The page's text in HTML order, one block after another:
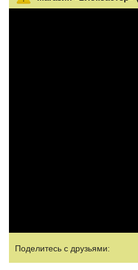
Поделитесь с друзьями: